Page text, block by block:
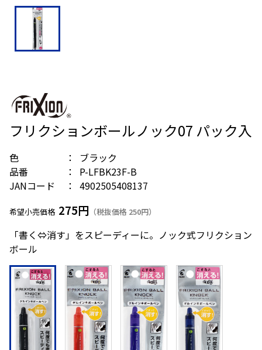
フリクションボールノック07 パック入
色
ブラック
品番
P-LFBK23F-B
JANコード
4902505408137
希望小売価格 275円 （税抜価格 250円）
「書く⇔消す」をスピーディーに。ノック式フリクション
ボール